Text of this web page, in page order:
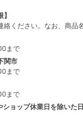
ください。なお、商品
まで
関市
まで
まで
ョップ休業日を除いた